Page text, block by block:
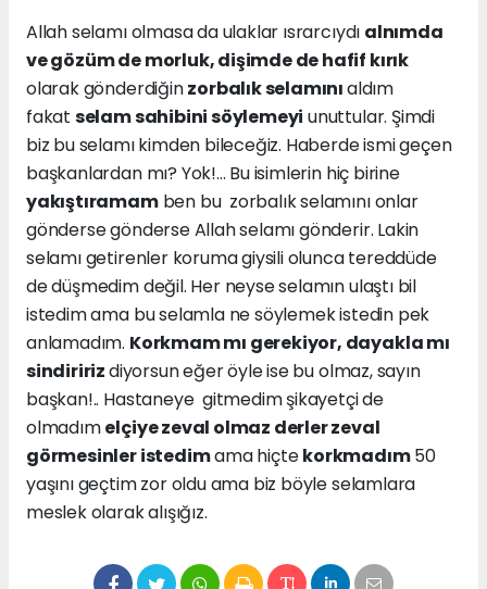
Allah selamı olmasa da ulaklar ısrarcıydı alnımda
ve gözüm de morluk, dişimde de hafif kırık
olarak gönderdiğinzorbalık selamınıaldım
fakat selam sahibini söylemeyi unuttular. Şimdi
biz bu selamı kimden bileceğiz. Haberde ismi geçen
başkanlardan mı? Yok!... Bu isimlerin hiç birine
yakıştıramamben bu zorbalık selamını onlar
gönderse gönderse Allah selamı gönderir. Lakin
selamı getirenler koruma giysili olunca tereddüde
de düşmedim değil. Her neyse selamın ulaştı bil
istedim ama bu selamla ne söylemek istedin pek
anlamadım. Korkmam mı gerekiyor, dayakla mı
sindiririzdiyorsun eğer öyle ise bu olmaz, sayın
başkan!.. Hastaneye gitmedim şikayetçi de
olmadımelçiye zeval olmaz derler zeval
görmesinler istedimama hiçtekorkmadım50
yaşını geçtim zor oldu ama biz böyle selamlara
meslek olarak alışığız.